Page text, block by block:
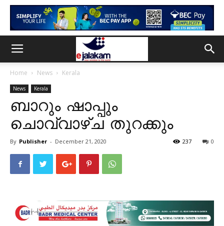
Home News Kerala
News Kerala
ബാറും ഷാപ്പും
ചൊവ്വാഴ്ച തുറക്കും
By Publisher - December 21, 2020 0
237